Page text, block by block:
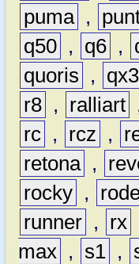
puma ,
q50 , q6 ,
quoris
,
r8 , ralliart
rc , rcz ,
retona ,
rocky ,
runner , rx
max , s1 ,